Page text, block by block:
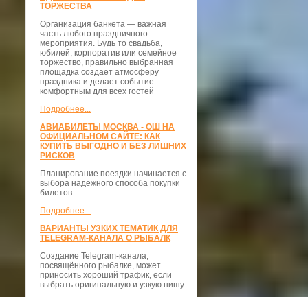
ТОРЖЕСТВА
Организация банкета — важная
часть любого праздничного
мероприятия. Будь то свадьба,
юбилей, корпоратив или семейное
торжество, правильно выбранная
площадка создает атмосферу
праздника и делает событие
комфортным для всех гостей
Подробнее...
АВИАБИЛЕТЫ МОСКВА - ОШ НА
ОФИЦИАЛЬНОМ САЙТЕ: КАК
КУПИТЬ ВЫГОДНО И БЕЗ ЛИШНИХ
РИСКОВ
Планирование поездки начинается с
выбора надежного способа покупки
билетов.
Подробнее...
ВАРИАНТЫ УЗКИХ ТЕМАТИК ДЛЯ
TELEGRAM-КАНАЛА О РЫБАЛК
Создание Telegram-канала,
посвящённого рыбалке, может
приносить хороший трафик, если
выбрать оригинальную и узкую нишу.